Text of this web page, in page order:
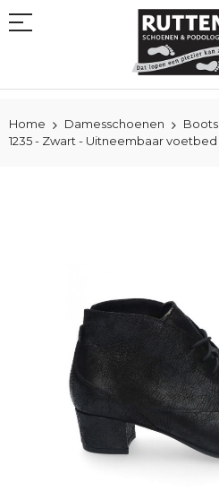
naar
Home Damesschoenen Boots
1235 - Zwart - Uitneembaar voetbed